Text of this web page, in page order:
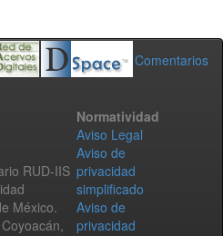
Comentarios
RUD-IIS
México.
Normatividad
Aviso Legal
Aviso de
privacidad
simplificado
Aviso de
privacidad